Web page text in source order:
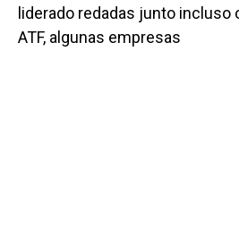
liderado redadas junto incluso
ATF, algunas empresas